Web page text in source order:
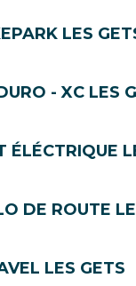
LES
- XC LES
ÉLÉCTRIQUE
DE ROUTE
LES GETS
Les Gets
de 8h30 à